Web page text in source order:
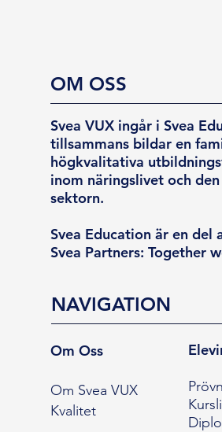
OM OSS
Svea VUX ingår i Svea
tillsammans bildar en
högkvalitativa
inom näringslivet och
sektorn.
Svea Education är en del
Svea Partners: Together
NAVIGATION
Om Oss
Om Svea VUX
Kvalitet